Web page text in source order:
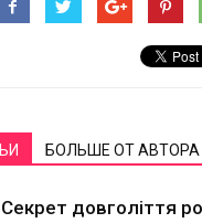
БОЛЬШЕ ОТ АВТОРА
Секрет довголіття